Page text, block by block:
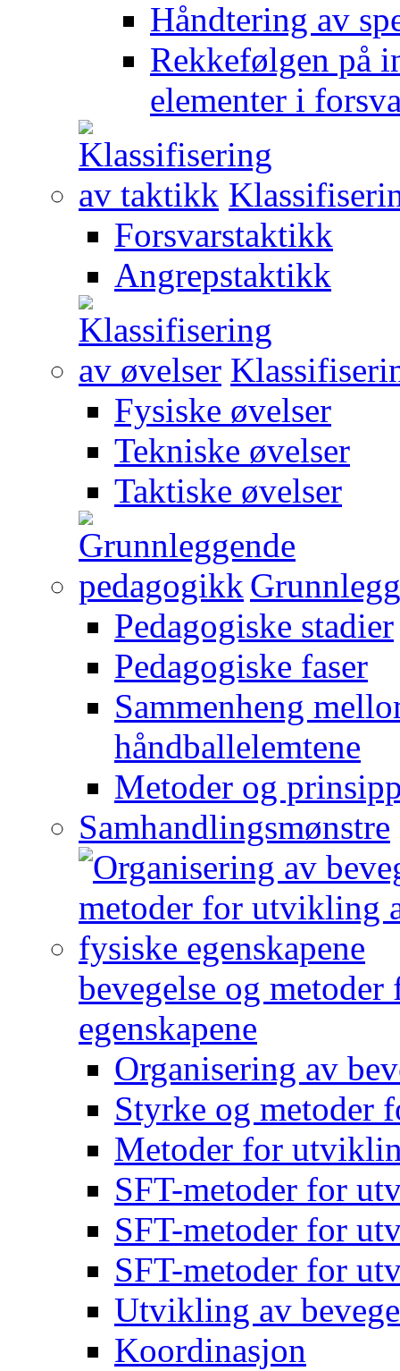
Håndtering av
Rekkefølgen på
elementer i
Forsvarstaktikk
Angrepstaktikk
Fysiske øvelser
Tekniske øvelser
Taktiske øvelser
Pedagogiske stadier
Pedagogiske faser
Sammenheng
håndballelemtene
Metoder og
Samhandlingsmønstre
bevegelse og
egenskapene
Organisering av
Styrke og metoder
Metoder for
SFT-metoder for
SFT-metoder for
SFT-metoder for
Utvikling av
Koordinasjon